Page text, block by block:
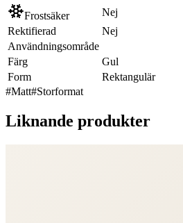
Frostsäker
Nej
Rektifierad
Nej
Användningsområde
Färg
Gul
Form
Rektangulär
#Matt#Storformat
Liknande produkter